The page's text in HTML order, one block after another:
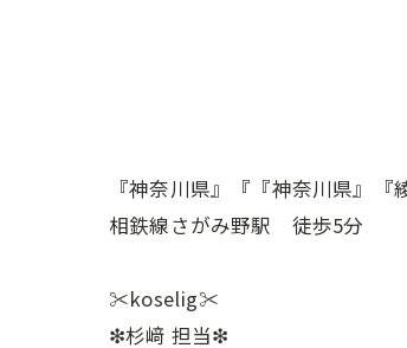
『神奈川県』『『神奈川県』『
相鉄線さがみ野駅 徒歩5分
✂︎koselig✂︎
❇︎杉﨑 担当❇︎